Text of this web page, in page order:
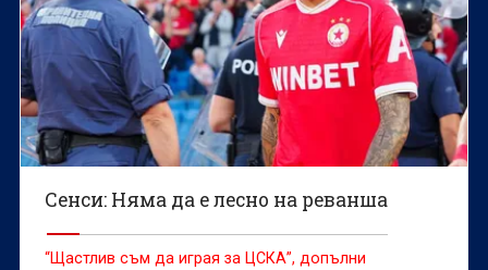
Сенси: Няма да е лесно на реванша
“Щастлив съм да играя за ЦСКА”, допълни